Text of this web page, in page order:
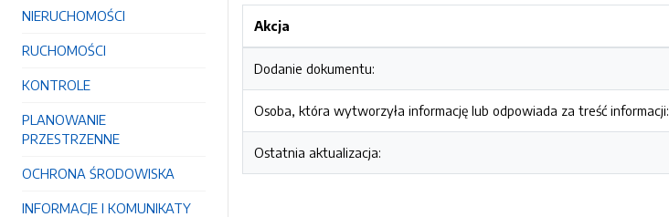
NIERUCHOMOŚCI
RUCHOMOŚCI
KONTROLE
PLANOWANIE
PRZESTRZENNE
OCHRONA ŚRODOWISKA
INFORMACJE I KOMUNIKATY
Akcja
Dodanie dokumentu:
Osoba, która wytworzyła informację lub odpowiada za treść informacji:
Ostatnia aktualizacja: